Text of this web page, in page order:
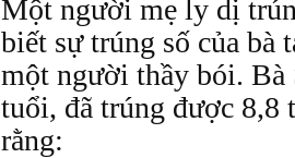
Một người mẹ ly dị
biết sự trúng số của bà
một người thầy bói. Bà
tuổi, đã trúng được 8,8
rằng: